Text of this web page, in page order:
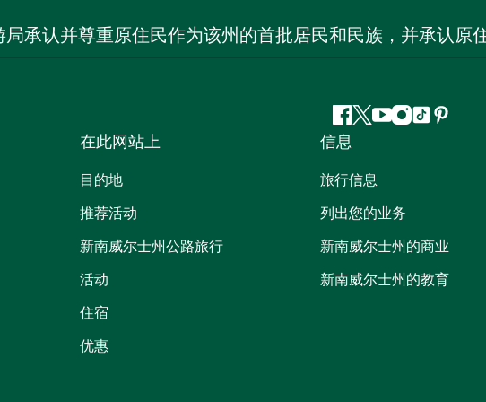
承认并尊重原住民作为该州的首批居民和民族，并承认原
Facebook
叽
喳
喳
YouTube
Instagram
抖
在此网站上
目的地
推荐活动
新南威尔士州公路旅行
活动
住宿
优惠
信息
旅行信息
列出您的业务
新南威尔士州的商业
新南威尔士州的教育